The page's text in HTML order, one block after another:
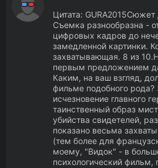
Цитата:
Съемка разнообразна -
цифровых кадров до
замедленной картинки.
захватывающая. 8 из
первым предложением
Каким, на ваш взгляд,
фильме подобного рода?
исчезновение главного
таинственный образ
убийства свидетелей,
показано весьма
(тем более для
моему, "Видок" - в
психологический